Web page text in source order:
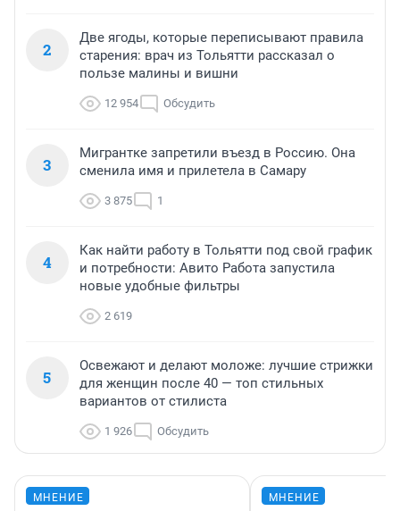
2
Две ягоды, которые переписывают правила
старения: врач из Тольятти рассказал о
пользе малины и вишни
12 954 Обсудить
3
Мигрантке запретили въезд в Россию. Она
сменила имя и прилетела в Самару
3 875 1
4
Как найти работу в Тольятти под свой график
и потребности: Авито Работа запустила
новые удобные фильтры
2 619
5
Освежают и делают моложе: лучшие стрижки
для женщин после 40 — топ стильных
вариантов от стилиста
1 926 Обсудить
МНЕНИЕ МНЕНИЕ